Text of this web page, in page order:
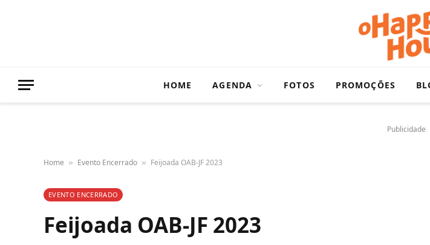
HOME AGENDA FOTOS PROMOÇÕES
Publicidade
Home » Evento Encerrado » Feijoada OAB-JF 2023
EVENTO ENCERRADO
Feijoada OAB-JF 2023